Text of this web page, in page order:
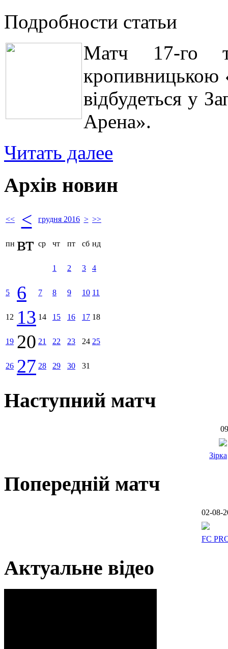
Подробности статьи
Матч 17-го
кропивницькою
відбудеться у
Арена».
Читать далее
Архів новин
<< < грудня 2016 > >>
пн вт ср чт пт сб нд
1 2 3 4
5 6 7 8 9 10 11
12 13 14 15 16 17 18
19 20 21 22 23 24 25
26 27 28 29 30 31
Наступний матч
Зірка
Попередній матч
02-08-
FC
Актуальне відео